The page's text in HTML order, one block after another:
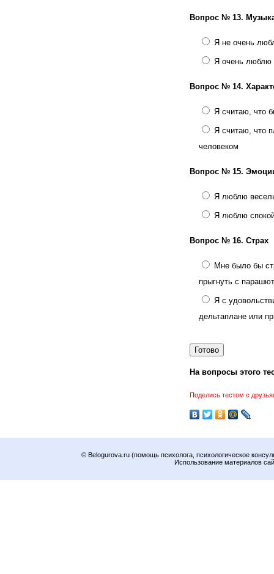
Вопрос № 13.
Я не очень
Я очень люблю
Вопрос № 14.
Я считаю, что
Я считаю, что
человеком
Вопрос № 15.
Я люблю
Я люблю
Вопрос № 16. Страх
Мне было бы
прыгнуть с
Я с
дельтаплане или
На вопросы этого
Поделись тестом с
© Belogurova.ru (помощь психолога, психологическое
Использование материалов